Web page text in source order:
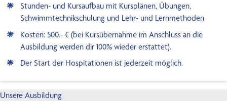
Stunden- und Kursaufbau mit Kursplänen, Übungen,
Schwimmtechnikschulung und Lehr- und Lernmethoden
Kosten: 500.- € (bei Kursübernahme im Anschluss an die
Ausbildung werden dir 100% wieder erstattet).
Der Start der Hospitationen ist jederzeit möglich.
Unsere Ausbildung